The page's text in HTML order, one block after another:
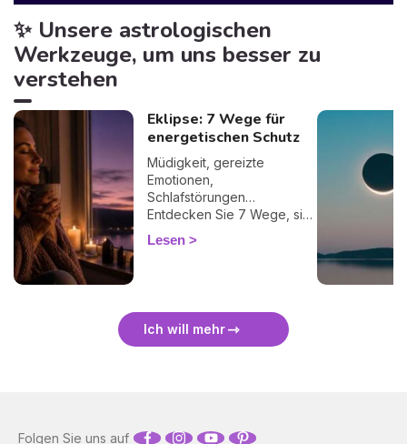
✨ Unsere astrologischen
Werkzeuge, um uns besser zu
verstehen
Eklipse: 7 Wege für
energetischen Schutz
Müdigkeit, gereizte
Emotionen,
Schlafstörungen…
Entdecken Sie 7 Wege, sich
bei einer Finsternis
energetisch zu schützen
Lesen
Ich will mehr
Folgen Sie uns auf